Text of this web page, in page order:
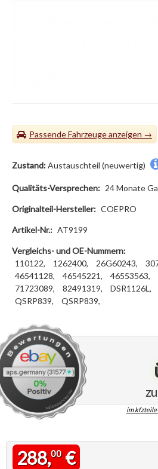
Passende Fahrzeuge
im
Zustand:Austauschteil (neuwertig)
Qualitäts-Versprechen: 24 Monate
Originalteil-Hersteller: COEPRO
Artikel-Nr.: AT9199
Vergleichs- und OE-Nummern:
110122,
1262400, 26G60243,
46541128,
46545221, 46553563,
71723089,
82491319, DSR1126L,
QSRP839,
QSRP839,
288,00€